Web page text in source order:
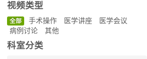
视频类型
全部 手术操作 医学讲座
医学会议
病例讨论
其他
科室分类